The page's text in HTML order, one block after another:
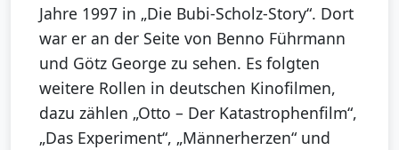
Jahre 1997 in „Die Bubi-Scholz-Story“. Dort
war er an der Seite von Benno Führmann
und Götz George zu sehen. Es folgten
weitere Rollen in deutschen Kinofilmen,
dazu zählen „Otto – Der Katastrophenfilm“,
„Das Experiment“, „Männerherzen“ und